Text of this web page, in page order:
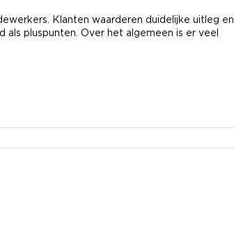
Klanten waarderen duidelijke uitleg en
pluspunten. Over het algemeen is er veel